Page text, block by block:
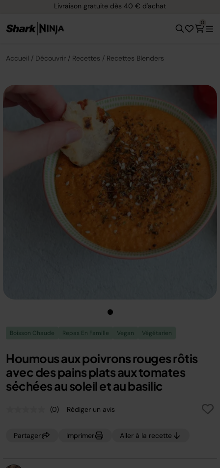
Livraison gratuite dès 40 € d'achat
0
Accueil Découvrir Recettes Recettes Blenders
Boisson Chaude Repas En Famille Vegan Végétarien
Houmous aux poivrons rouges rôtis
avec des pains plats aux tomates
séchées au soleil et au basilic
Aucune
notation.
(0) Rédiger un avis
Partager Imprimer Aller à la recette